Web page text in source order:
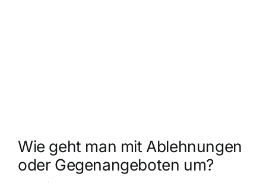
Wie geht man mit Ablehnungen
oder Gegenangeboten um?